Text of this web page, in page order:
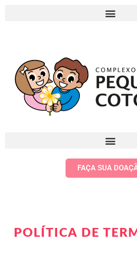
FAÇA SUA
POLÍTICA DE